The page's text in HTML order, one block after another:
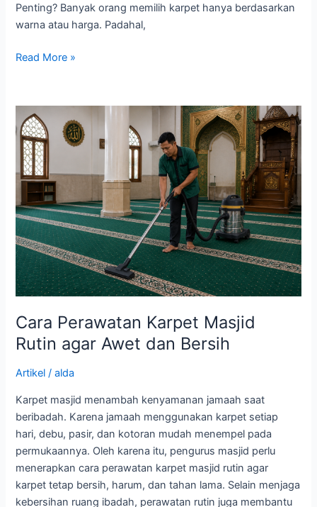
Penting? Banyak orang memilih karpet hanya berdasarkan
warna atau harga. Padahal,
Read More »
Cara Perawatan Karpet Masjid
Rutin agar Awet dan Bersih
Artikel /alda
Karpet masjid menambah kenyamanan jamaah saat
beribadah. Karena jamaah menggunakan karpet setiap
hari, debu, pasir, dan kotoran mudah menempel pada
permukaannya. Oleh karena itu, pengurus masjid perlu
menerapkan cara perawatan karpet masjid rutin agar
karpet tetap bersih, harum, dan tahan lama. Selain menjaga
kebersihan ruang ibadah, perawatan rutin juga membantu
Cara
Perawatan
Karpet
Masjid
Rutin
agar
Awet
dan
Bersih